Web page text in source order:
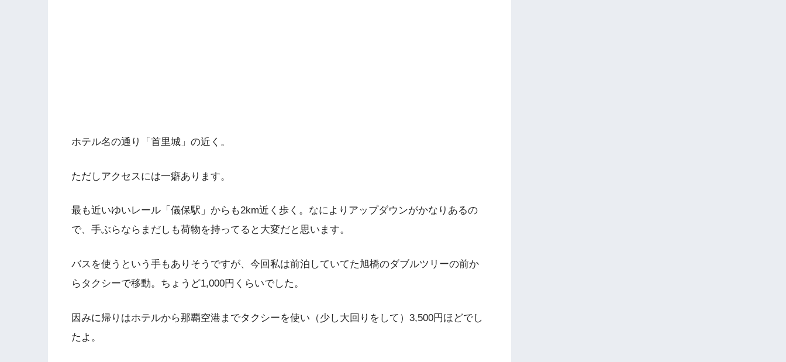
ホテル名の通り「首里城」の近く。
ただしアクセスには一癖あります。
最も近いゆいレール「儀保駅」からも2km近く歩く。なによりアップダウンがかなりあるの
で、手ぶらならまだしも荷物を持ってると大変だと思います。
バスを使うという手もありそうですが、今回私は前泊していてた旭橋のダブルツリーの前か
らタクシーで移動。ちょうど1,000円くらいでした。
因みに帰りはホテルから那覇空港までタクシーを使い（少し大回りをして）3,500円ほどでし
たよ。